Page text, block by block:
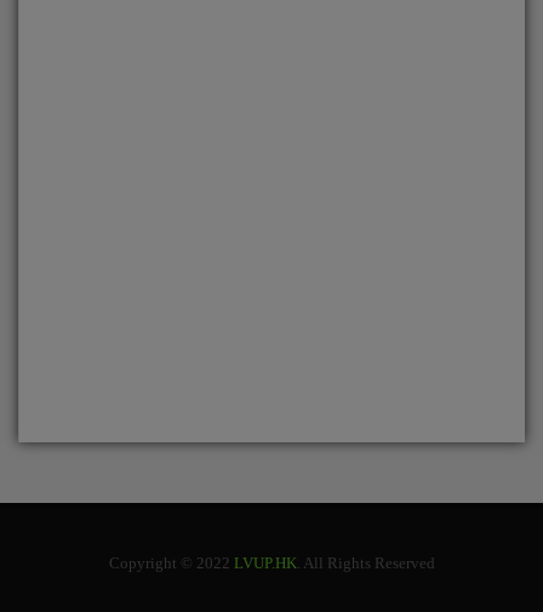
Copyright © 2022 LVUP.HK. All Rights Reserved